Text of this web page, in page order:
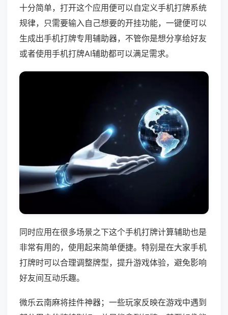
十分简单，打开这个应用便可以自定义手机打牌系统
规律，只需要输入自己想要的开挂功能，一键便可以
生成出手机打牌专用辅助器，不管你是想分享给好友
或者使用手机打牌AI辅助都可以满足需求。
同时应用在很多场景之下这个手机打牌计算辅助也是
非常有用的，使用起来简单便捷。特别是在大家手机
打牌时可以合理调整牌型，提升游戏体验，避免影响
好友间互动乐趣。
微乐云南麻将挂件神器；一些玩家反映在游戏中遇到